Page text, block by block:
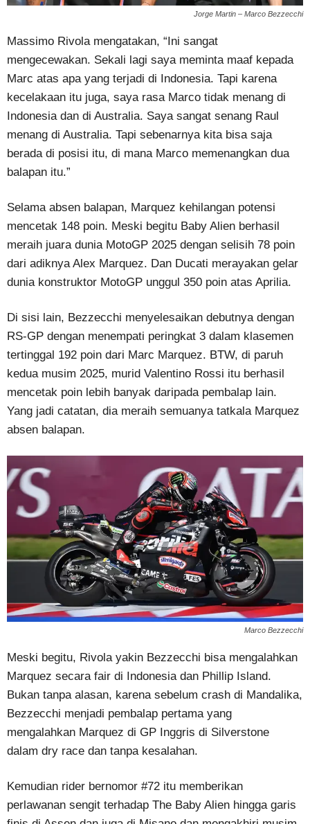
Jorge Martin – Marco Bezzecchi
Massimo Rivola mengatakan, “Ini sangat
mengecewakan. Sekali lagi saya meminta maaf kepada
Marc atas apa yang terjadi di Indonesia. Tapi karena
kecelakaan itu juga, saya rasa Marco tidak menang di
Indonesia dan di Australia. Saya sangat senang Raul
menang di Australia. Tapi sebenarnya kita bisa saja
berada di posisi itu, di mana Marco memenangkan dua
balapan itu.”
Selama absen balapan, Marquez kehilangan potensi
mencetak 148 poin. Meski begitu Baby Alien berhasil
meraih juara dunia MotoGP 2025 dengan selisih 78 poin
dari adiknya Alex Marquez. Dan Ducati merayakan gelar
dunia konstruktor MotoGP unggul 350 poin atas Aprilia.
Di sisi lain, Bezzecchi menyelesaikan debutnya dengan
RS-GP dengan menempati peringkat 3 dalam klasemen
tertinggal 192 poin dari Marc Marquez. BTW, di paruh
kedua musim 2025, murid Valentino Rossi itu berhasil
mencetak poin lebih banyak daripada pembalap lain.
Yang jadi catatan, dia meraih semuanya tatkala Marquez
absen balapan.
Marco Bezzecchi
Meski begitu, Rivola yakin Bezzecchi bisa mengalahkan
Marquez secara fair di Indonesia dan Phillip Island.
Bukan tanpa alasan, karena sebelum crash di Mandalika,
Bezzecchi menjadi pembalap pertama yang
mengalahkan Marquez di GP Inggris di Silverstone
dalam dry race dan tanpa kesalahan.
Kemudian rider bernomor #72 itu memberikan
perlawanan sengit terhadap The Baby Alien hingga garis